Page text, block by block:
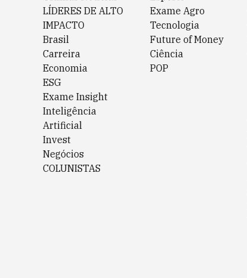
LÍDERES DE ALTO
IMPACTO
Brasil
Carreira
Economia
ESG
Exame Insight
Inteligência
Artificial
Invest
Negócios
COLUNISTAS
Exame Agro
Tecnologia
Future of Money
Ciência
POP